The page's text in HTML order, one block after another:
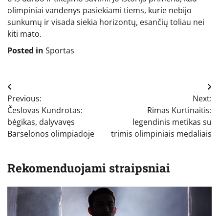
olimpiniai vandenys pasiekiami tiems, kurie nebijo
sunkumų ir visada siekia horizontų, esančių toliau nei
kiti mato.
Posted in Sportas
Navigacija
tarp
įrašų
Previous:
Česlovas Kundrotas:
bėgikas, dalyvavęs
Barselonos olimpiadoje
Next:
Rimas Kurtinaitis:
legendinis metikas su
trimis olimpiniais medaliais
Rekomenduojami straipsniai